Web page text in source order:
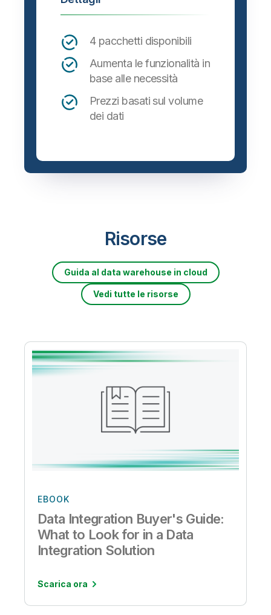
4 pacchetti disponibili
Aumenta le funzionalità in
base alle necessità
Prezzi basati sul volume
dei dati
Risorse
Guida al data warehouse in cloud
Vedi tutte le risorse
EBOOK
Data Integration Buyer's Guide:
What to Look for in a Data
Integration Solution
Scarica ora